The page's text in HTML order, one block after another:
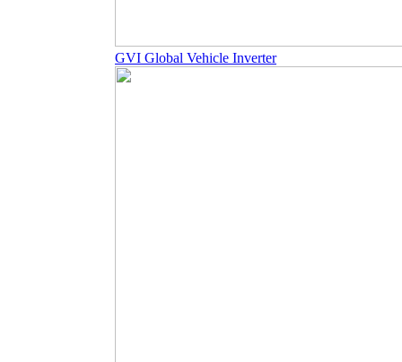
GVI Global Vehicle Inverter